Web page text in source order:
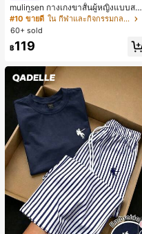
mulinsen กางเกงขาสั้นผู้หญิงแบบสบา
ยๆ สีพื้น หลวม อเนกประสงค์ กางเกงขา
สั้นกีฬา 2-In-1 สำหรับวิ่ง ฟิตเนส และก
ารฝึกซ้อมกีฬาในฤดูร้อน
#10 ขายดี
ใน กีฬาและกิจกรรมกลางแจ้ง
60+ sold
฿119